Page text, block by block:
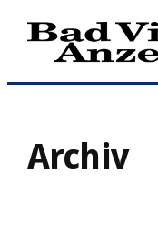
Zum
Inhalt
Archiv